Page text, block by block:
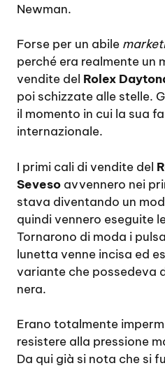
Newman.
Forse per un abile
perché era realmente un
vendite del Rolex
poi schizzate alle stelle.
il momento in cui la sua
internazionale.
I primi cali di vendite del
Seveso avvennero nei
stava diventando un
quindi vennero eseguite
Tornarono di moda i
lunetta venne incisa ed
variante che possedeva
nera.
Erano totalmente
resistere alla pressione
Da qui già si nota che si